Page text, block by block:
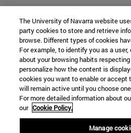
The University of Navarra website
party cookies to store and retrieve
browse. Different types of cookies
For example, to identify you as a
about your browsing habits
personalize how the content is
cookies you want to enable or accept
will remain active until you choose
For more detailed information about
our Cookie Policy.
Manage